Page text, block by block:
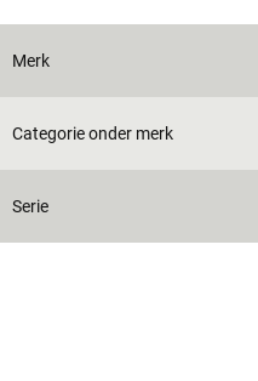
Merk
Categorie onder merk
Serie